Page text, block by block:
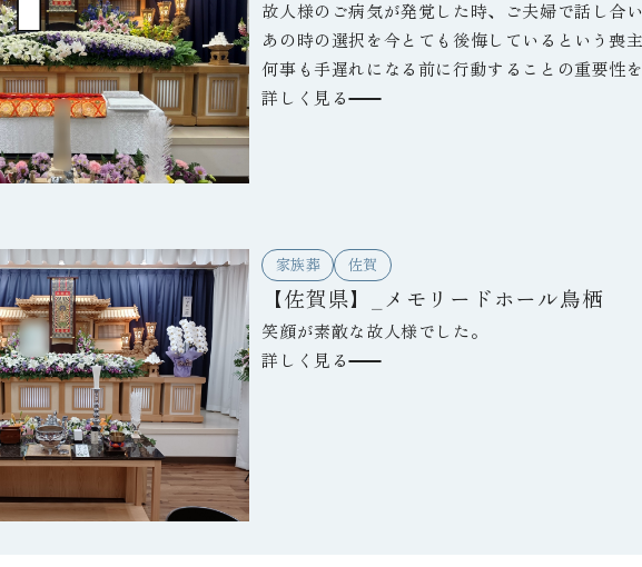
故人様のご病気が発覚した時、ご夫婦で話し合
あの時の選択を今とても後悔しているという喪
何事も手遅れになる前に行動することの重要性
れている方が多くいらっしゃいました。生前お
詳しく見る
家族葬 佐賀
【佐賀県】_メモリードホール鳥栖
笑顔が素敵な故人様でした。
詳しく見る